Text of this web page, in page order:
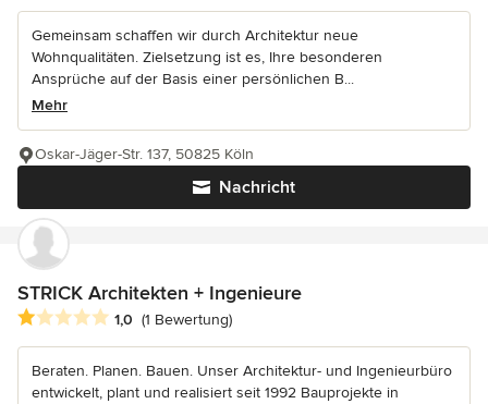
Gemeinsam schaffen wir durch Architektur neue
Wohnqualitäten. Zielsetzung ist es, Ihre besonderen
Ansprüche auf der Basis einer persönlichen B...
Mehr
Nachricht
Oskar-Jäger-Str. 137, 50825 Köln
STRICK Architekten + Ingenieure
Durchschnittliche Bewertung: 1 von 5 Sternen
1,0 (1 Bewertung)
Beraten. Planen. Bauen. Unser Architektur- und Ingenieurbüro
entwickelt, plant und realisiert seit 1992 Bauprojekte in